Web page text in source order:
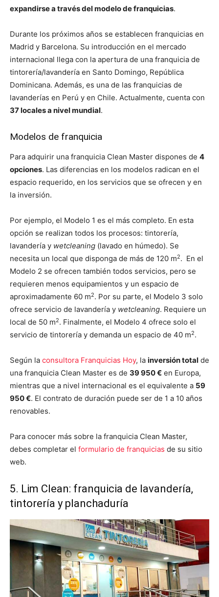
expandirse a través del modelo de franquicias.
Durante los próximos años se establecen franquicias en
Madrid y Barcelona. Su introducción en el mercado
internacional llega con la apertura de una franquicia de
tintorería/lavandería en Santo Domingo, República
Dominicana. Además, es una de las franquicias de
lavanderías en Perú y en Chile. Actualmente, cuenta con
37 locales a nivel mundial.
Modelos de franquicia
Para adquirir una franquicia Clean Master dispones de 4
opciones. Las diferencias en los modelos radican en el
espacio requerido, en los servicios que se ofrecen y en
la inversión.
Por ejemplo, el Modelo 1 es el más completo. En esta
opción se realizan todos los procesos: tintorería,
lavandería y wetcleaning (lavado en húmedo). Se
necesita un local que disponga de más de 120 m2. En el
Modelo 2 se ofrecen también todos servicios, pero se
requieren menos equipamientos y un espacio de
aproximadamente 60 m2. Por su parte, el Modelo 3 solo
ofrece servicio de lavandería y wetcleaning. Requiere un
local de 50 m2. Finalmente, el Modelo 4 ofrece solo el
servicio de tintorería y demanda un espacio de 40 m2.
Según la consultora Franquicias Hoy, la inversión total de
una franquicia Clean Master es de 39 950 € en Europa,
mientras que a nivel internacional es el equivalente a 59
950 €. El contrato de duración puede ser de 1 a 10 años
renovables.
Para conocer más sobre la franquicia Clean Master,
debes completar el formulario de franquicias de su sitio
web.
5. Lim Clean: franquicia de lavandería,
tintorería y planchaduría